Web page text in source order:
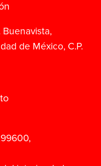
de México, C.P.